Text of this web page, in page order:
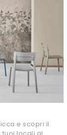
e scopri il